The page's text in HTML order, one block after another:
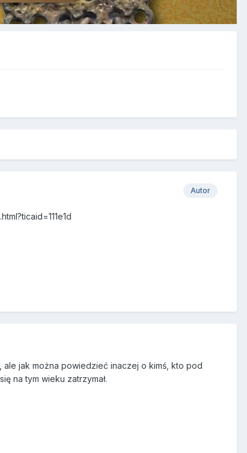
Autor
ale jak można powiedzieć inaczej o kimś, kto pod
na tym wieku zatrzymał.